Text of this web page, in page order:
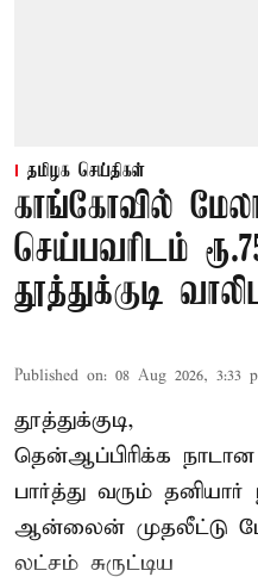
தமிழக செய்திகள்
காங்கோவில்
செய்பவரிடம்
தூத்துக்குடி
Published on: 08 Aug 2026, 3:33
தூத்துக்குடி,
தென்ஆப்பிரிக்க நாடான
பார்த்து வரும்
ஆன்லைன் முதலீட்டு
லட்சம் சுருட்டிய